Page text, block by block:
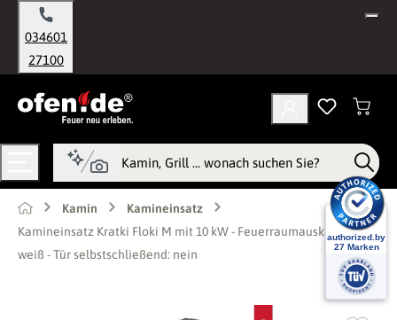
springen
034601
27100
Kamin
Kamineinsatz
Kamineinsatz Kratki Floki M mit 10 kW - Feuerraumauskleidung:
weiß - Tür selbstschließend: nein